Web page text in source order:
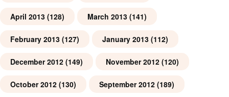
April 2013 (128) March 2013 (141)
February 2013 (127) January 2013 (112)
December 2012 (149) November 2012 (120)
October 2012 (130) September 2012 (189)